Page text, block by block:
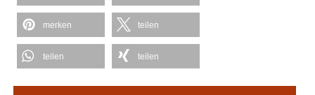
merken teilen
teilen teilen